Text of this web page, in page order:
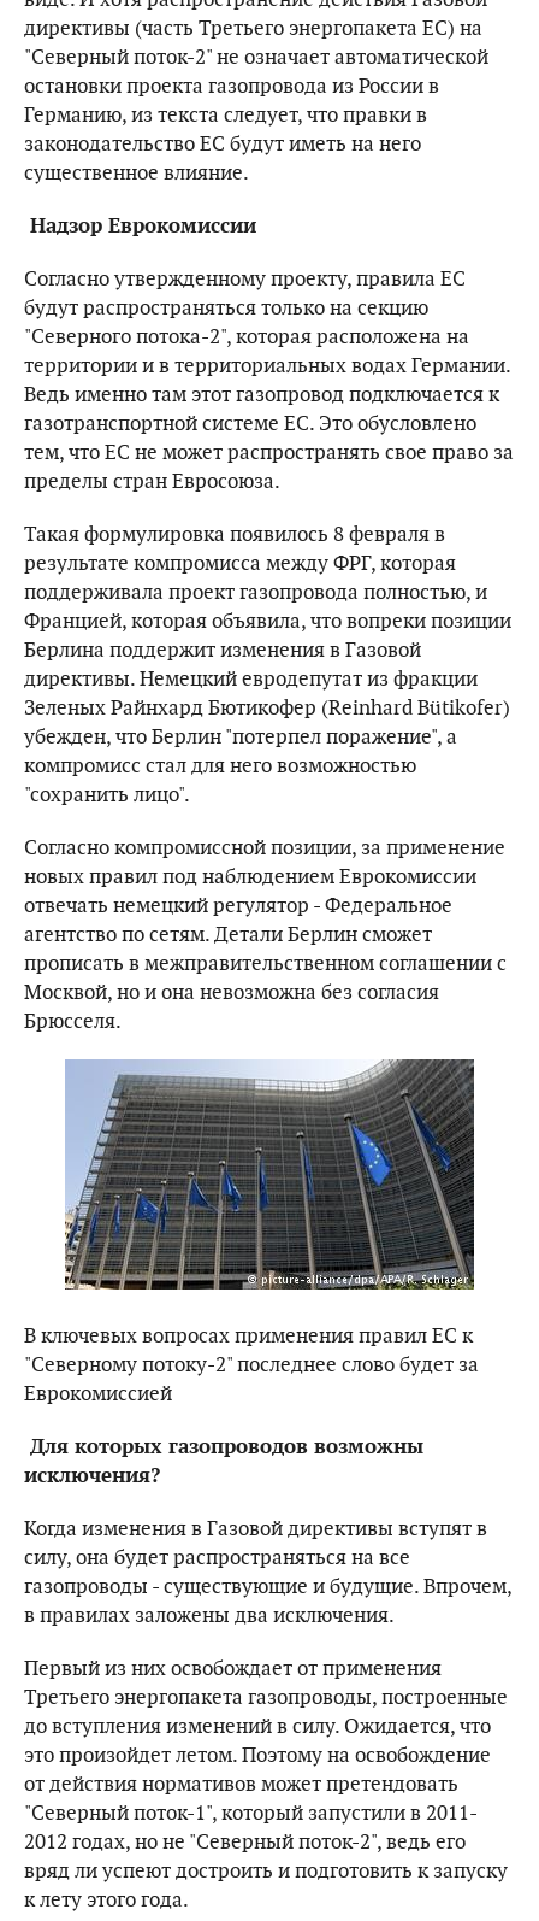
директивы (часть Третьего энергопакета ЕС) на
"Северный поток-2" не означает автоматической
остановки проекта газопровода из России в
Германию, из текста следует, что правки в
законодательство ЕС будут иметь на него
существенное влияние.
Надзор Еврокомиссии
Согласно утвержденному проекту, правила ЕС
будут распространяться только на секцию
"Северного потока-2", которая расположена на
территории и в территориальных водах Германии.
Ведь именно там этот газопровод подключается к
газотранспортной системе ЕС. Это обусловлено
тем, что ЕС не может распространять свое право за
пределы стран Евросоюза.
Такая формулировка появилось 8 февраля в
результате компромисса между ФРГ, которая
поддерживала проект газопровода полностью, и
Францией, которая объявила, что вопреки позиции
Берлина поддержит изменения в Газовой
директивы. Немецкий евродепутат из фракции
Зеленых Райнхард Бютикофер (Reinhard Bütikofer)
убежден, что Берлин "потерпел поражение", а
компромисс стал для него возможностью
"сохранить лицо".
Согласно компромиссной позиции, за применение
новых правил под наблюдением Еврокомиссии
отвечать немецкий регулятор - Федеральное
агентство по сетям. Детали Берлин сможет
прописать в межправительственном соглашении с
Москвой, но и она невозможна без согласия
Брюсселя.
В ключевых вопросах применения правил ЕС к
"Северному потоку-2" последнее слово будет за
Еврокомиссией
Для которых газопроводов возможны
исключения?
Когда изменения в Газовой директивы вступят в
силу, она будет распространяться на все
газопроводы - существующие и будущие. Впрочем,
в правилах заложены два исключения.
Первый из них освобождает от применения
Третьего энергопакета газопроводы, построенные
до вступления изменений в силу. Ожидается, что
это произойдет летом. Поэтому на освобождение
от действия нормативов может претендовать
"Северный поток-1", который запустили в 2011-
2012 годах, но не "Северный поток-2", ведь его
вряд ли успеют достроить и подготовить к запуску
к лету этого года.